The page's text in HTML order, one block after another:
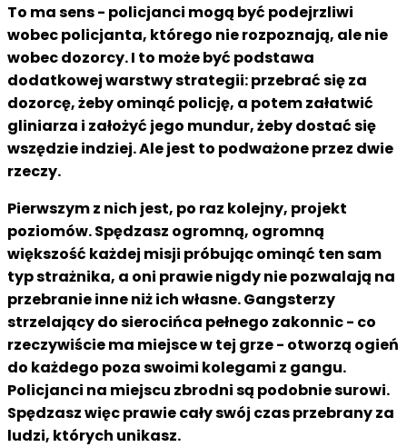
To ma sens - policjanci mogą być podejrzliwi
wobec policjanta, którego nie rozpoznają, ale nie
wobec dozorcy. I to może być podstawa
dodatkowej warstwy strategii: przebrać się za
dozorcę, żeby ominąć policję, a potem załatwić
gliniarza i założyć jego mundur, żeby dostać się
wszędzie indziej. Ale jest to podważone przez dwie
rzeczy.
Pierwszym z nich jest, po raz kolejny, projekt
poziomów. Spędzasz ogromną, ogromną
większość każdej misji próbując ominąć ten sam
typ strażnika, a oni prawie nigdy nie pozwalają na
przebranie inne niż ich własne. Gangsterzy
strzelający do sierocińca pełnego zakonnic - co
rzeczywiście ma miejsce w tej grze - otworzą ogień
do każdego poza swoimi kolegami z gangu.
Policjanci na miejscu zbrodni są podobnie surowi.
Spędzasz więc prawie cały swój czas przebrany za
ludzi, których unikasz.